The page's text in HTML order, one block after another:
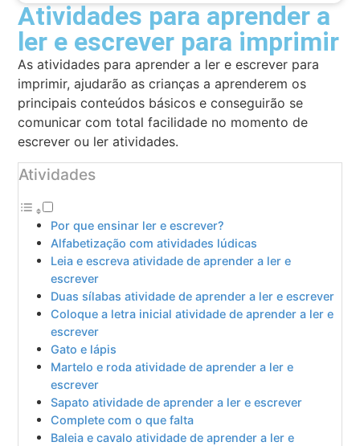
Atividades para aprender a
ler e escrever para imprimir
As atividades para aprender a ler e escrever para
imprimir, ajudarão as crianças a aprenderem os
principais conteúdos básicos e conseguirão se
comunicar com total facilidade no momento de
escrever ou ler atividades.
Atividades
Por que ensinar ler e escrever?
Alfabetização com atividades lúdicas
Leia e escreva atividade de aprender a ler e
escrever
Duas sílabas atividade de aprender a ler e escrever
Coloque a letra inicial atividade de aprender a ler e
escrever
Gato e lápis
Martelo e roda atividade de aprender a ler e
escrever
Sapato atividade de aprender a ler e escrever
Complete com o que falta
Baleia e cavalo atividade de aprender a ler e